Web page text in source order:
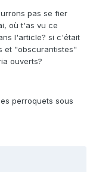
pas se fier
où t'as vu ce
l'article? si c'était
et "obscurantistes"
ouverts?
perroquets sous